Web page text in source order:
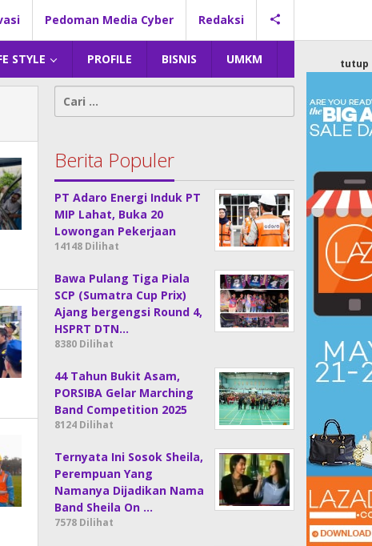
Pedoman Media Cyber Redaksi
STYLE PROFILE BISNIS UMKM tutup
Cari
untuk:
Berita Populer
PT Adaro Energi Induk PT
MIP Lahat, Buka 20
Lowongan Pekerjaan
14148 Dilihat
Bawa Pulang Tiga Piala
SCP (Sumatra Cup Prix)
Ajang bergengsi Round 4,
HSPRT DTN…
8380 Dilihat
44 Tahun Bukit Asam,
PORSIBA Gelar Marching
Band Competition 2025
8124 Dilihat
Ternyata Ini Sosok Sheila,
Perempuan Yang
Namanya Dijadikan Nama
Band Sheila On …
7578 Dilihat